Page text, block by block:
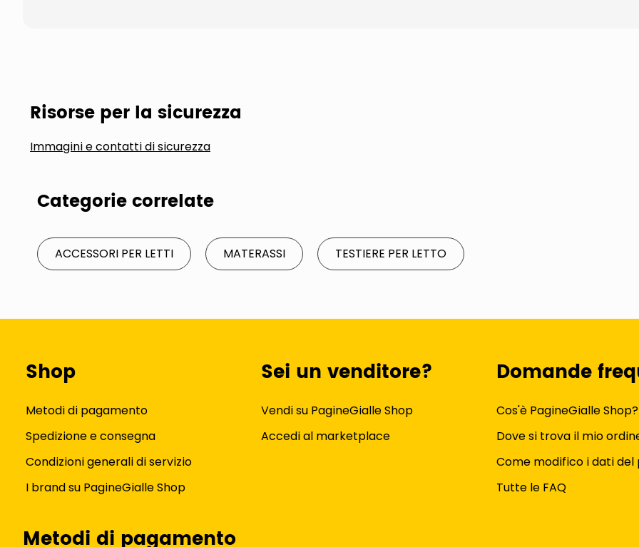
Risorse per la sicurezza
Immagini e contatti di sicurezza
Categorie correlate
ACCESSORI PER LETTI MATERASSI TESTIERE PER LETTO
Shop
Metodi di pagamento
Spedizione e consegna
Condizioni generali di servizio
I brand su PagineGialle Shop
Sei un venditore?
Vendi su PagineGialle Shop
Accedi al marketplace
Domande
Cos'è PagineGialle Shop?
Dove si trova il mio
Come modifico i dati del
Tutte le FAQ
Metodi di pagamento